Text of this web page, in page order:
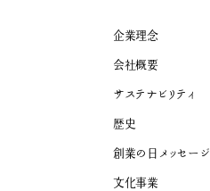
企業理念
会社概要
サステナビリティ
歴史
創業の日メッセージ
文化事業